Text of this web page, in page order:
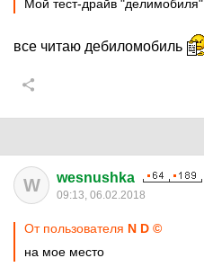
Мой тест-драйв "делимобиля"
все читаю дебиломобиль
W wesnushka
09:13, 06.02.2018
От пользователя N D ©
на мое место